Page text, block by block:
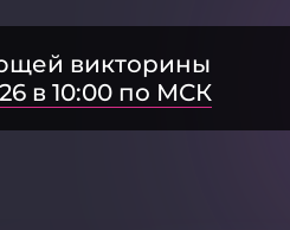
викторины
в 10:00 по МСК